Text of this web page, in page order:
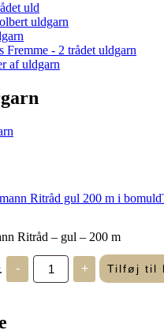
uld
uldgarn
Fremme - 2 trådet uldgarn
af uldgarn
Ritråd – gul – 200 m
-
Gütermann
Ritråd
-
+ Tilføj til